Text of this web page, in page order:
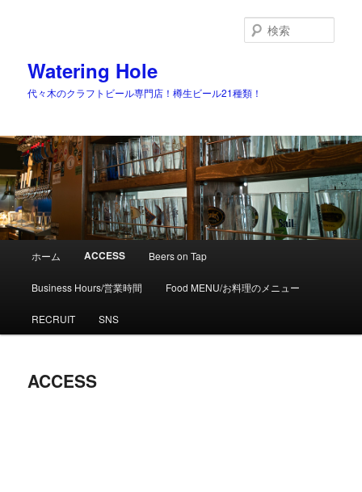
Watering Hole
代々木のクラフトビール専門店！樽生ビール21種類！
索
ュ
メ
イ
ン
ホーム ACCESS Beers on Tap
Business Hours/営業時間 Food MENU/お料理のメニュー
RECRUIT SNS
ACCESS